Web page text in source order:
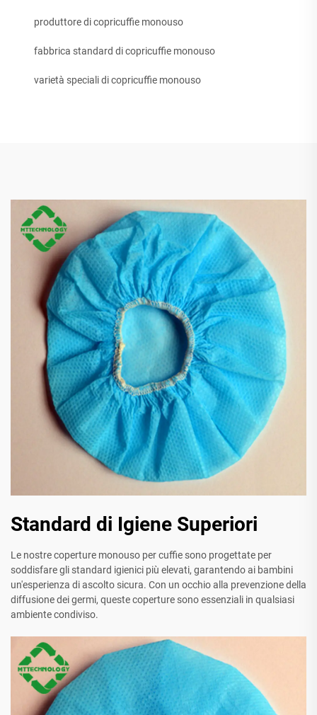
produttore di copricuffie monouso
fabbrica standard di copricuffie monouso
varietà speciali di copricuffie monouso
Standard di Igiene Superiori
Le nostre coperture monouso per cuffie sono progettate per
soddisfare gli standard igienici più elevati, garantendo ai bambini
un'esperienza di ascolto sicura. Con un occhio alla prevenzione della
diffusione dei germi, queste coperture sono essenziali in qualsiasi
ambiente condiviso.